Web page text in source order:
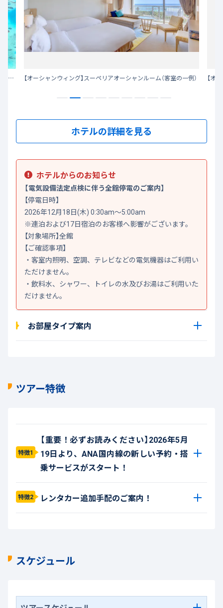
豊かな自然と文化が根付いた島で、心の琴線に触れる出会いと発見に満ちた、ラグジュアリーリゾート 【オーシャンウィング】スーペリアオーシャンルーム（客室の一例） 【オ
ホテルの詳細を見る
ホテルからのお知らせ
【電気設備法定点検に伴う全館停電のご案内】
【停電日時】
2026年12月18日(木) 0:30am～5:00am
※連泊および17日宿泊のお客様へ影響がございます。
【対象場所】全館
【ご確認事項】
・客室内照明、空調、テレビなどの電気機器はご利用い
ただけません。
・飲料水、シャワー、トイレの水及びお湯はご利用いた
だけません。
お部屋タイプ案内
ツアー特徴
特徴1
【重要！必ずお読みください】2026年5月
19日より、ANA国内線の新しい予約・搭
乗サービスがスタート！
特徴2 レンタカー追加手配のご案内！
スケジュール